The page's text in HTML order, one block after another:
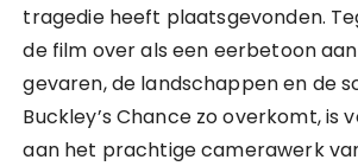
tragedie heeft plaatsgevonden.
de film over als een eerbetoon
gevaren, de landschappen en de
Buckley’s Chance zo overkomt, is
aan het prachtige camerawerk